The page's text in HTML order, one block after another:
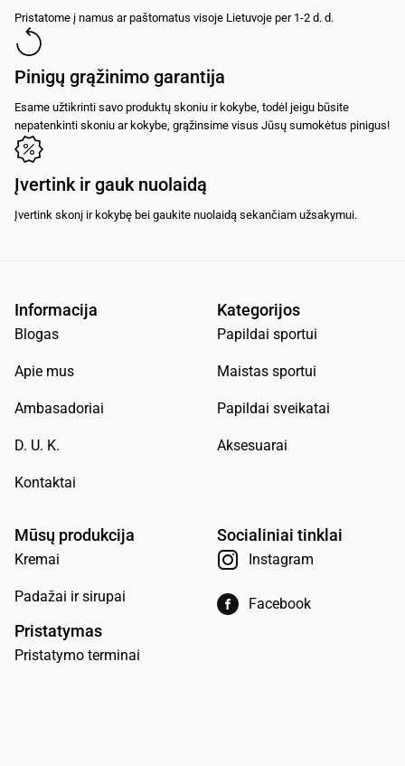
Pristatome į namus ar paštomatus visoje Lietuvoje per 1-2 d. d.
Pinigų grąžinimo garantija
Esame užtikrinti savo produktų skoniu ir kokybe, todėl jeigu būsite
nepatenkinti skoniu ar kokybe, grąžinsime visus Jūsų sumokėtus pinigus!
Įvertink ir gauk nuolaidą
Įvertink skonį ir kokybę bei gaukite nuolaidą sekančiam užsakymui.
Informacija
Blogas
Apie mus
Ambasadoriai
D. U. K.
Kontaktai
Kategorijos
Papildai sportui
Maistas sportui
Papildai sveikatai
Aksesuarai
Mūsų produkcija
Kremai
Padažai ir sirupai
Pristatymas
Pristatymo terminai
Socialiniai tinklai
Instagram
Facebook